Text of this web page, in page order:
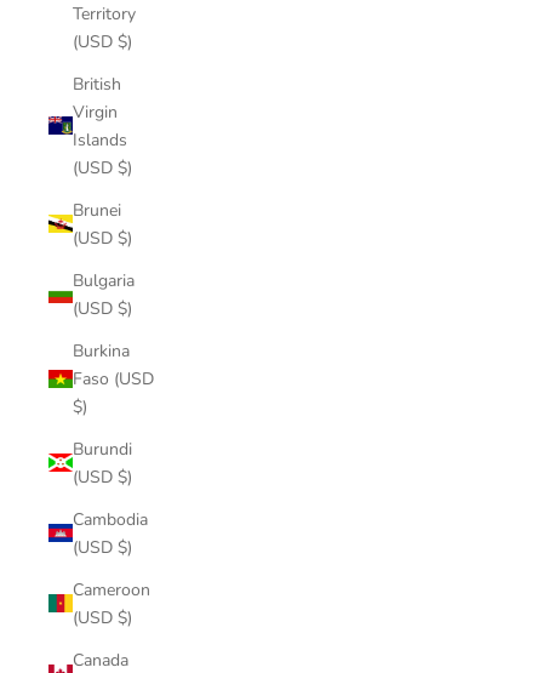
Territory
(USD $)
British
Virgin
Islands
(USD $)
Brunei
(USD $)
Bulgaria
(USD $)
Burkina
Faso (USD
$)
Burundi
(USD $)
Cambodia
(USD $)
Cameroon
(USD $)
Canada